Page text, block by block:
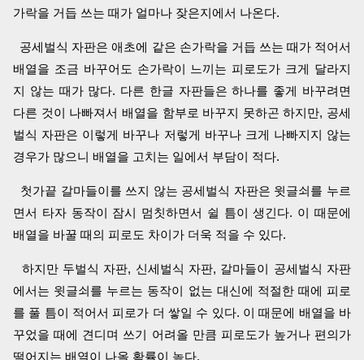
가락을 거듭 쓰는 때가 얼마나 잦은지에서 나온다.
공세벌식 자판은 애초에 같은 손가락을 거듭 쓰는 때가 적어서
배열을 조금 바꾸어도 손가락이 느끼는 피로도가 크게 달라지
지 않는 때가 많다. 다른 한글 자판들은 하나를 좋게 바꾸려면
다른 것이 나빠져서 배열을 함부로 바꾸지 못하곤 하지만, 공세
벌식 자판은 이렇게 바꾸나 저렇게 바꾸나 크게 나빠지지 않는
경우가 많으니 배열을 고치는 일에서 부담이 적다.
첫가끝 갈마들이를 쓰지 않는 공세벌식 자판은 윗글쇠를 누르
면서 타자 동작이 잠시 멈칫하면서 쉴 틈이 생긴다. 이 때문에
배열을 바꿀 때의 피로도 차이가 더욱 적을 수 있다.
하지만 두벌식 자판, 신세벌식 자판, 갈마들이 공세벌식 자판
에서는 윗글쇠를 누르는 동작이 없는 대신에 적절한 때에 피로
를 풀 틈이 적어서 피로가 더 쌓일 수 있다. 이 때문에 배열을 바
꾸었을 때에 견디며 쓰기 어려올 만큼 피로도가 높거나 편의가
떨어지는 배열이 나올 확률이 높다.